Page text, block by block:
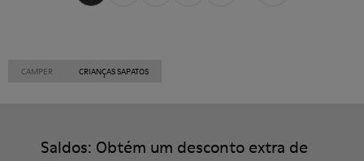
CAMPER CRIANÇAS SAPATOS
Saldos: Obtém um desconto extra de